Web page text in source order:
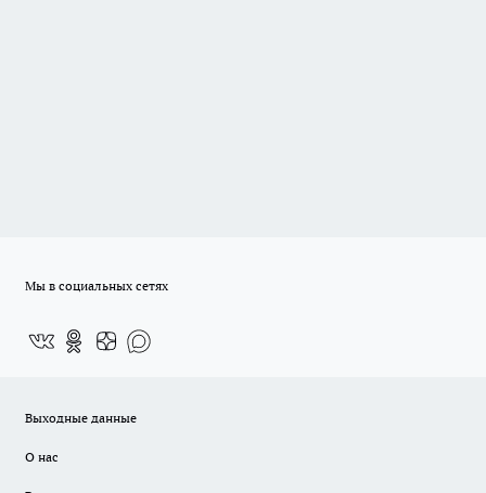
Мы в социальных сетях
Выходные данные
О нас